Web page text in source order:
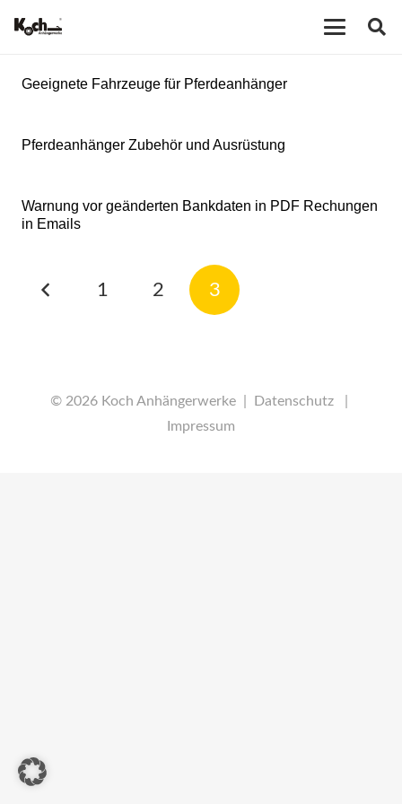
Geeignete Fahrzeuge für Pferdeanhänger
Pferdeanhänger Zubehör und Ausrüstung
Warnung vor geänderten Bankdaten in PDF Rechungen
in Emails
1 2 3
© 2026 Koch Anhängerwerke | Datenschutz
Impressum